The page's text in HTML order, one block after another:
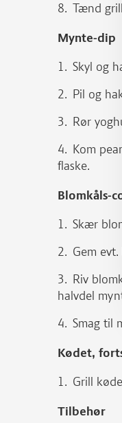
Tænd
Mynte-dip
Skyl og
Pil og
Rør
Kom
flaske.
Blomkåls-
Skær
Gem evt.
Riv
halvdel
Smag til
Kødet,
Grill
Tilbehør